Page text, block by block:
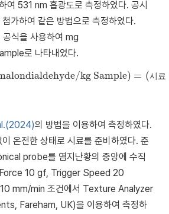
531 nm 흡광도로 측정하였다. 공시
가하여 같은 방법으로 측정하였다.
식을 사용하여 mg
로 나타내었다.
kg Sample) = (시 료
(mg malondialdehyde/kg Sample) = 시료
의 방법을 이용하여 측정하였다.
온전한 상태로 시료를 준비하였다. 준
probe를 염지난황의 중앙에 수직
10 gf, Trigger Speed 20
mm/min 조건에서 Texture Analyzer
Fareham, UK)을 이용하여 측정하